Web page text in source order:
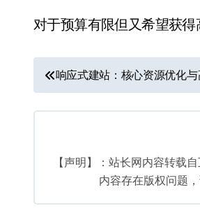
对于预算有限但又希望获得
文
章
响应式建站：核心资源优化
【声明】：站长网内容转载
内容存在版权问题